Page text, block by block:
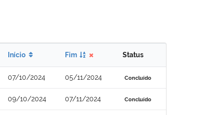
Início Fim Status
07/10/2024 05/11/2024 Concluído
09/10/2024 07/11/2024 Concluído